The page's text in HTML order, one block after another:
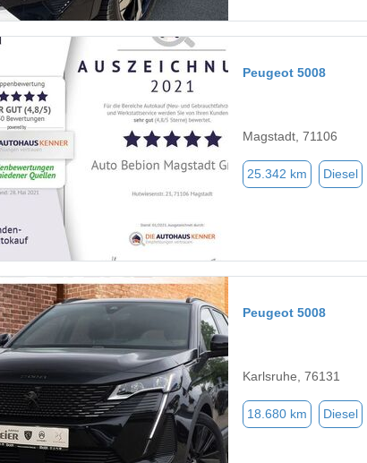
Peugeot 5008
Magstadt, 71106
25.342 km Diesel
Peugeot 5008
Karlsruhe, 76131
18.680 km Diesel